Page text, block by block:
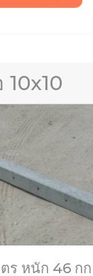
ตร หนัก 46 กก